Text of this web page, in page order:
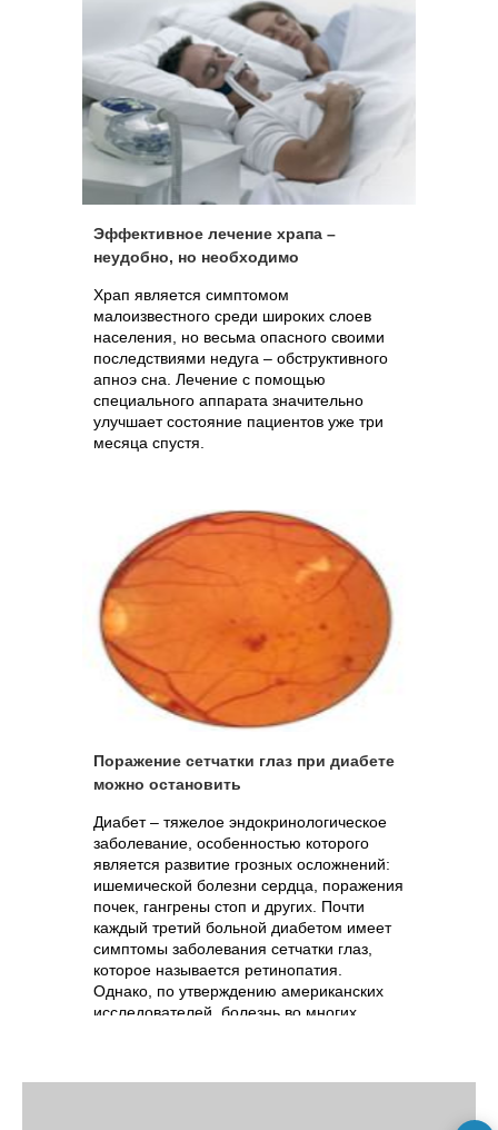
Эффективное лечение храпа –
неудобно, но необходимо
Храп является симптомом
малоизвестного среди широких слоев
населения, но весьма опасного своими
последствиями недуга – обструктивного
апноэ сна. Лечение с помощью
специального аппарата значительно
улучшает состояние пациентов уже три
месяца спустя.
Поражение сетчатки глаз при диабете
можно остановить
Диабет – тяжелое эндокринологическое
заболевание, особенностью которого
является развитие грозных осложнений:
ишемической болезни сердца, поражения
почек, гангрены стоп и других. Почти
каждый третий больной диабетом имеет
симптомы заболевания сетчатки глаз,
которое называется ретинопатия.
Однако, по утверждению американских
исследователей, болезнь во многих